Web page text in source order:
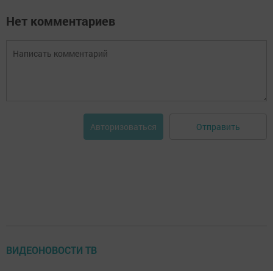
Нет комментариев
Авторизоваться Отправить
ВИДЕОНОВОСТИ ТВ